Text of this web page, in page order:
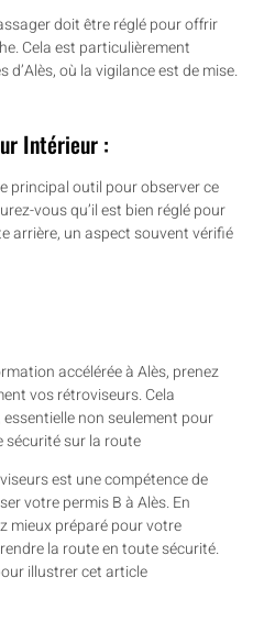
doit être réglé pour offrir
Cela est particulièrement
où la vigilance est de mise.
Intérieur :
principal outil pour observer ce
vous qu’il est bien réglé pour
arrière, un aspect souvent vérifié
accélérée à Alès, prenez
vos rétroviseurs. Cela
non seulement pour
sécurité sur la route
est une compétence de
votre permis B à Alès. En
mieux préparé pour votre
la route en toute sécurité.
illustrer cet article